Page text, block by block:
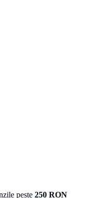
peste 250 RON